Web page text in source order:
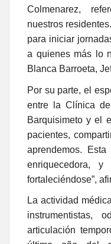
Colmenarez,
nuestros
para iniciar
a quienes más lo
Blanca Barroeta,
Por su parte, el
entre la Clínica
Barquisimeto y el
pacientes,
aprendemos.
enriquecedora,
fortaleciéndose”,
La actividad
instrumentistas,
articulación